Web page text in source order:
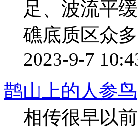
足、波流平
礁底质区众
2023-9-7
鹊山上的人参鸟
相传很早以